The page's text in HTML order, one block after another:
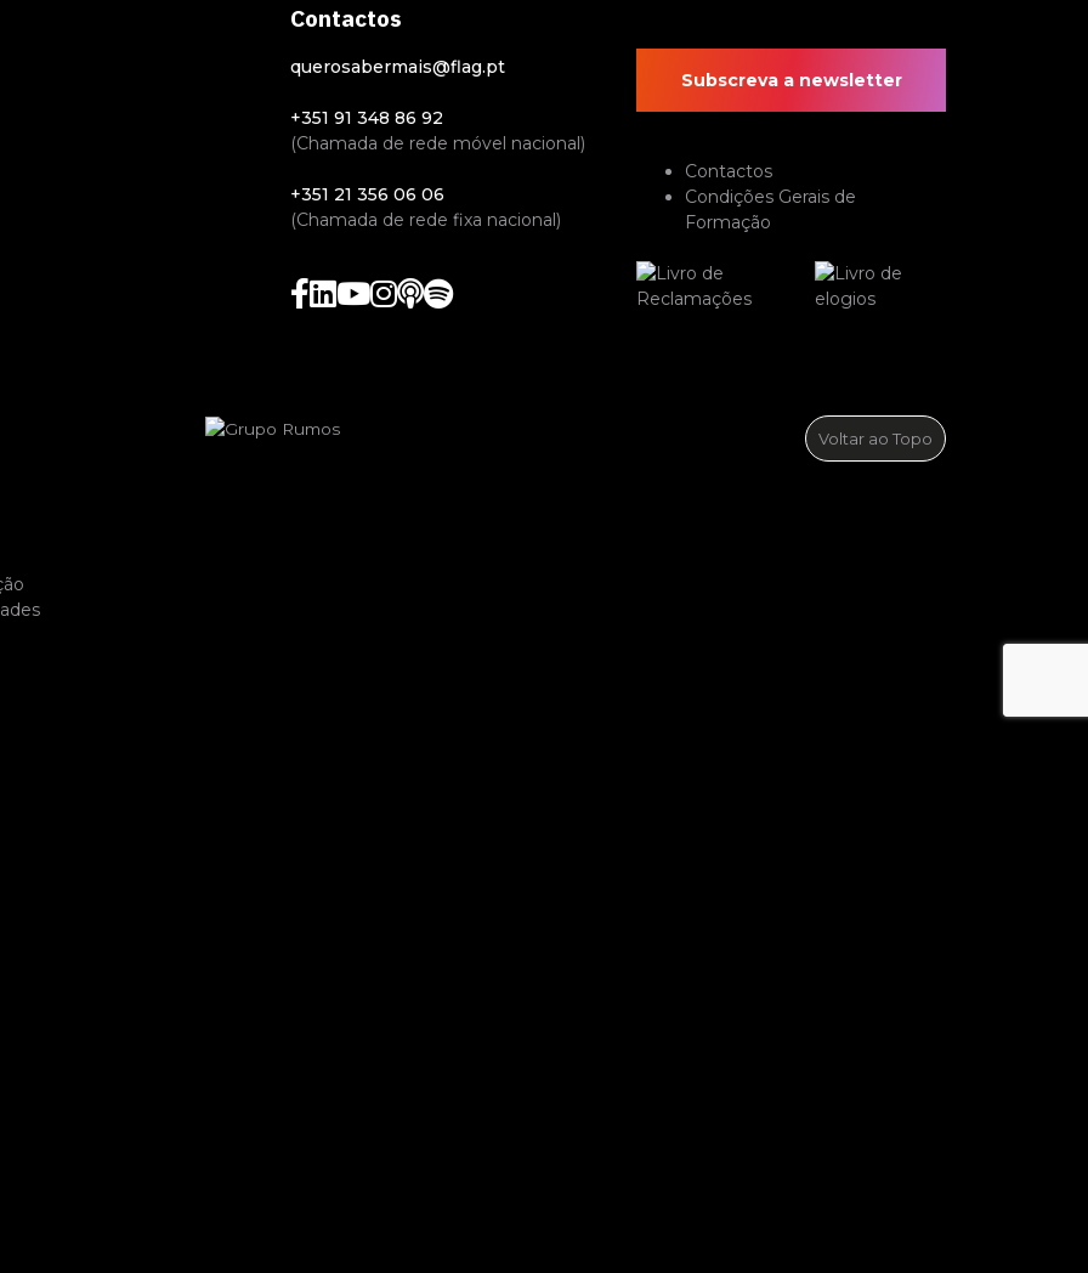
Contactos
querosabermais@flag.pt
+351 91 348 86 92
(Chamada de rede móvel nacional)
+351 21 356 06 06
(Chamada de rede fixa nacional)
Subscreva a newsletter
Contactos
Condições Gerais de
Formação
Voltar ao Topo